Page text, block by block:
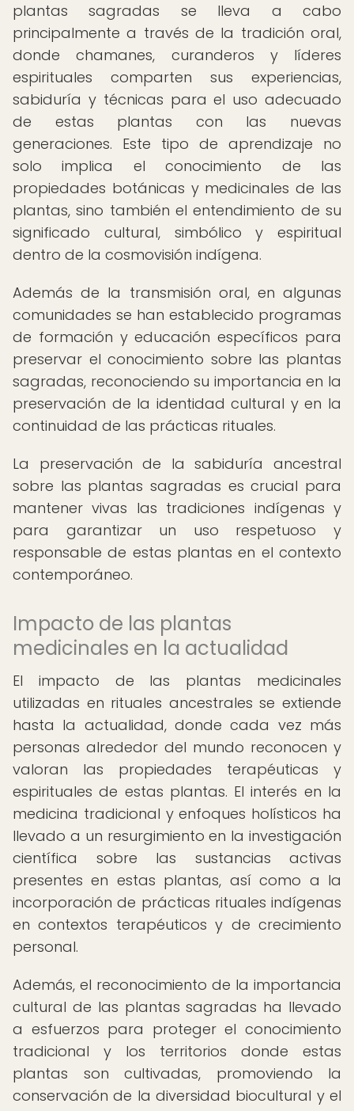
plantas sagradas se lleva a cabo
principalmente a través de la tradición oral,
donde chamanes, curanderos y líderes
espirituales comparten sus experiencias,
sabiduría y técnicas para el uso adecuado
de estas plantas con las nuevas
generaciones. Este tipo de aprendizaje no
solo implica el conocimiento de las
propiedades botánicas y medicinales de las
plantas, sino también el entendimiento de su
significado cultural, simbólico y espiritual
dentro de la cosmovisión indígena.
Además de la transmisión oral, en algunas
comunidades se han establecido programas
de formación y educación específicos para
preservar el conocimiento sobre las plantas
sagradas, reconociendo su importancia en la
preservación de la identidad cultural y en la
continuidad de las prácticas rituales.
La preservación de la sabiduría ancestral
sobre las plantas sagradas es crucial para
mantener vivas las tradiciones indígenas y
para garantizar un uso respetuoso y
responsable de estas plantas en el contexto
contemporáneo.
Impacto de las plantas
medicinales en la actualidad
El impacto de las plantas medicinales
utilizadas en rituales ancestrales se extiende
hasta la actualidad, donde cada vez más
personas alrededor del mundo reconocen y
valoran las propiedades terapéuticas y
espirituales de estas plantas. El interés en la
medicina tradicional y enfoques holísticos ha
llevado a un resurgimiento en la investigación
científica sobre las sustancias activas
presentes en estas plantas, así como a la
incorporación de prácticas rituales indígenas
en contextos terapéuticos y de crecimiento
personal.
Además, el reconocimiento de la importancia
cultural de las plantas sagradas ha llevado
a esfuerzos para proteger el conocimiento
tradicional y los territorios donde estas
plantas son cultivadas, promoviendo la
conservación de la diversidad biocultural y el